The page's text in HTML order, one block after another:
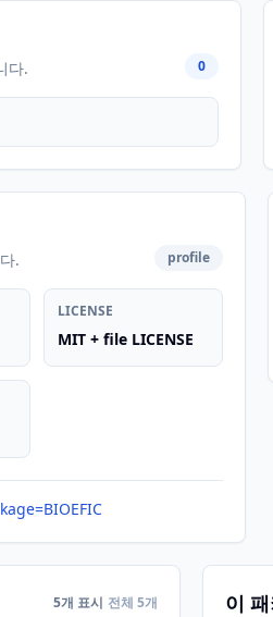
다. 0
. profile
LICENSE
MIT + file LICENSE
5개 표시 전체 5개 이